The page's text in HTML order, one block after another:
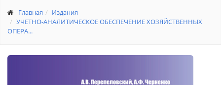
Главная
Издания
УЧЕТНО-АНАЛИТИЧЕСКОЕ ОБЕСПЕЧЕНИЕ ХОЗЯЙСТВЕННЫХ
ОПЕРА...